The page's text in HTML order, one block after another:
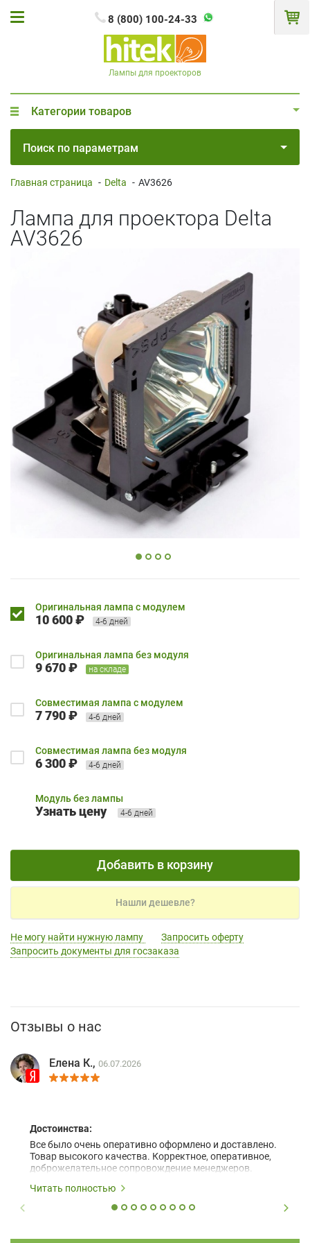
8 (800) 100-24-33
Лампы для проекторов
Категории товаров
Поиск по параметрам
Главная страница - Delta - AV3626
Лампа для проектора Delta
AV3626
Оригинальная лампа с модулем
10 600 ₽ 4-6 дней
Оригинальная лампа без модуля
9 670 ₽ на складе
Совместимая лампа с модулем
7 790 ₽ 4-6 дней
Совместимая лампа без модуля
6 300 ₽ 4-6 дней
Модуль без лампы
Узнать цену 4-6 дней
Добавить в корзину
Нашли дешевле?
Не могу найти нужную лампу
Запросить оферту
Запросить документы для госзаказа
Отзывы о нас
Елена К., 06.07.2026
Достоинства:
Все было очень оперативно оформлено и доставлено.
Товар высокого качества. Корректное, оперативное,
доброжелательное сопровождение менеджеров.
Читать полностью